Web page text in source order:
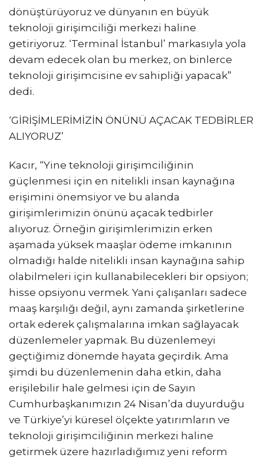
dönüştürüyoruz ve dünyanın en büyük
teknoloji girişimciliği merkezi haline
getiriyoruz. ‘Terminal İstanbul’ markasıyla yola
devam edecek olan bu merkez, on binlerce
teknoloji girişimcisine ev sahipliği yapacak”
dedi.
‘GİRİŞİMLERİMİZİN ÖNÜNÜ AÇACAK TEDBİRLER
ALIYORUZ’
Kacır, “Yine teknoloji girişimciliğinin
güçlenmesi için en nitelikli insan kaynağına
erişimini önemsiyor ve bu alanda
girişimlerimizin önünü açacak tedbirler
alıyoruz. Örneğin girişimlerimizin erken
aşamada yüksek maaşlar ödeme imkanının
olmadığı halde nitelikli insan kaynağına sahip
olabilmeleri için kullanabilecekleri bir opsiyon;
hisse opsiyonu vermek. Yani çalışanları sadece
maaş karşılığı değil, aynı zamanda şirketlerine
ortak ederek çalışmalarına imkan sağlayacak
düzenlemeler yapmak. Bu düzenlemeyi
geçtiğimiz dönemde hayata geçirdik. Ama
şimdi bu düzenlemenin daha etkin, daha
erişilebilir hale gelmesi için de Sayın
Cumhurbaşkanımızın 24 Nisan’da duyurduğu
ve Türkiye’yi küresel ölçekte yatırımların ve
teknoloji girişimciliğinin merkezi haline
getirmek üzere hazırladığımız yeni reform